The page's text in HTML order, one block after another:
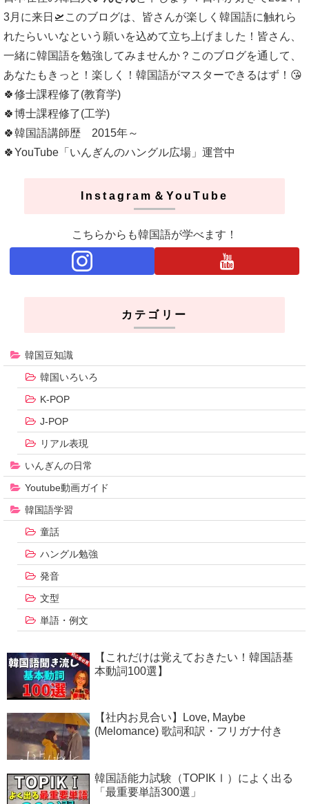
3月に来日🛫このブログは、皆さんが楽しく韓国語に触れら
れたらいいなという願いを込めて立ち上げました！皆さん、
一緒に韓国語を勉強してみませんか？このブログを通して、
あなたもきっと！楽しく！韓国語がマスターできるはず！😘
🍀修士課程修了(教育学)
🍀博士課程修了(工学)
🍀韓国語講師歴 2015年～
🍀YouTube「いんぎんのハングル広場」運営中
Instagram＆YouTube
こちらからも韓国語が学べます！
カテゴリー
韓国豆知識
韓国いろいろ
K-POP
J-POP
リアル表現
いんぎんの日常
Youtube動画ガイド
韓国語学習
童話
ハングル勉強
発音
文型
単語・例文
【これだけは覚えておきたい！韓国語基
本動詞100選】
【社内お見合い】Love, Maybe
(Melomance) 歌詞和訳・フリガナ付き
韓国語能力試験（TOPIKⅠ）によく出る
「最重要単語300選」